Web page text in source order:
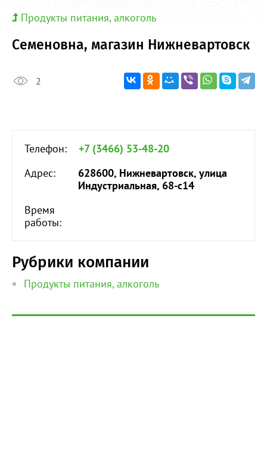
Продукты питания, алкоголь
Семеновна, магазин Нижневартовск
2
Телефон:
+7 (3466) 53-48-20
Адрес:
628600, Нижневартовск, улица
Индустриальная, 68-с14
Время
работы:
Рубрики компании
Продукты питания, алкоголь